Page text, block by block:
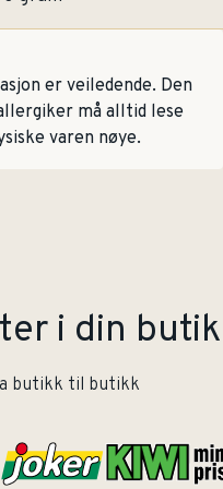
er veiledende. Den
må alltid lese
varen nøye.
i din
butikk til butikk